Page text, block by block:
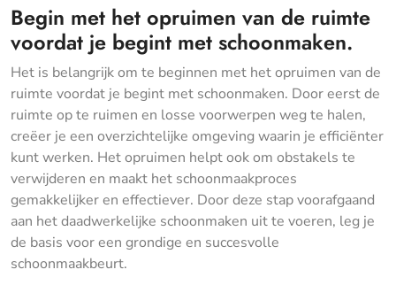
Begin met het opruimen van de ruimte
voordat je begint met schoonmaken.
Het is belangrijk om te beginnen met het opruimen van de
ruimte voordat je begint met schoonmaken. Door eerst de
ruimte op te ruimen en losse voorwerpen weg te halen,
creëer je een overzichtelijke omgeving waarin je efficiënter
kunt werken. Het opruimen helpt ook om obstakels te
verwijderen en maakt het schoonmaakproces
gemakkelijker en effectiever. Door deze stap voorafgaand
aan het daadwerkelijke schoonmaken uit te voeren, leg je
de basis voor een grondige en succesvolle
schoonmaakbeurt.